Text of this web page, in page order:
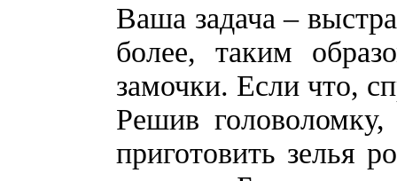
Ваша задача –
более, таким
замочки. Если что,
Решив
приготовить зелья